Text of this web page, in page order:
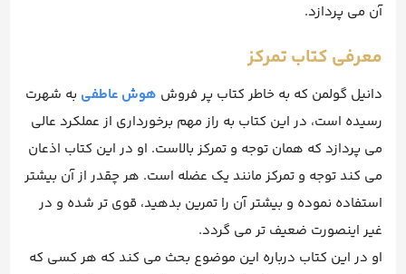
آن می پردازد.
معرفی کتاب تمرکز
دانیل گولمن که به خاطر کتاب پر فروش هوش عاطفی به شهرت
رسیده است، در این کتاب به راز مهم برخورداری از عملکرد عالی
می پردازد که همان توجه و تمرکز بالاست. او در این کتاب اذعان
می کند توجه و تمرکز مانند یک عضله است. هر چقدر از آن بیشتر
استفاده نموده و بیشتر آن را تمرین بدهید، قوی تر شده و در
غیر اینصورت ضعیف تر می گردد.
او در این کتاب درباره این موضوع بحث می کند که هر کسی که